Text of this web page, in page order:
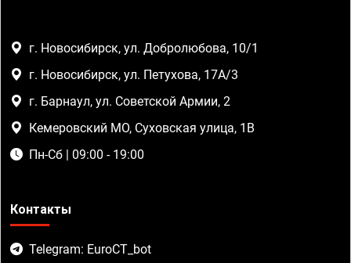
г. Новосибирск, ул. Добролюбова, 10/1
г. Новосибирск, ул. Петухова, 17А/3
г. Барнаул, ул. Советской Армии, 2
Кемеровский МО, Суховская улица, 1В
Пн-Сб | 09:00 - 19:00
Контакты
Telegram: EuroCT_bot